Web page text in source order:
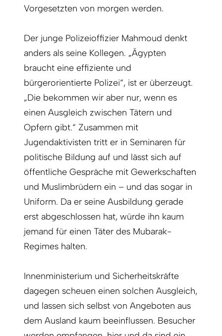
Vorgesetzten von morgen werden.
Der junge Polizeioffizier Mahmoud denkt
anders als seine Kollegen. „Ägypten
braucht eine effiziente und
bürgerorientierte Polizei“, ist er überzeugt.
„Die bekommen wir aber nur, wenn es
einen Ausgleich zwischen Tätern und
Opfern gibt.“ Zusammen mit
Jugendaktivisten tritt er in Seminaren für
politische Bildung auf und lässt sich auf
öffentliche Gespräche mit Gewerkschaften
und Muslimbrüdern ein – und das sogar in
Uniform. Da er seine Ausbildung gerade
erst abgeschlossen hat, würde ihn kaum
jemand für einen Täter des Mubarak-
Regimes halten.
Innenministerium und Sicherheitskräfte
dagegen scheuen einen solchen Ausgleich,
und lassen sich selbst von Angeboten aus
dem Ausland kaum beeinflussen. Besucher